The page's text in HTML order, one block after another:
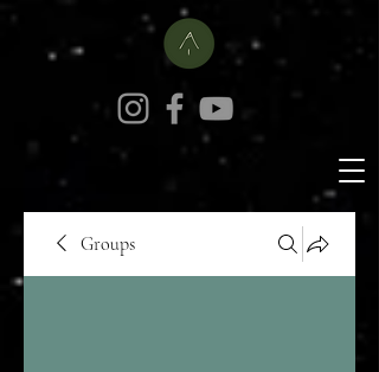
Groups